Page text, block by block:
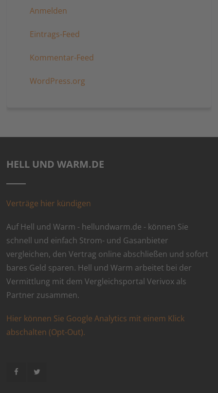
Anmelden
Eintrags-Feed
Kommentar-Feed
WordPress.org
HELL UND WARM.DE
Verträge hier kündigen
Auf Hell und Warm - hellundwarm.de - können Sie
schnell und einfach Strom- und Gasanbieter
vergleichen, den Vertrag online abschließen und sofort
bares Geld sparen. Hell und Warm arbeitet bei der
Vermittlung mit dem Vergleichsportal Verivox als
Partner zusammen.
Hier können Sie Google Analytics mit einem Klick
abschalten (Opt-Out).